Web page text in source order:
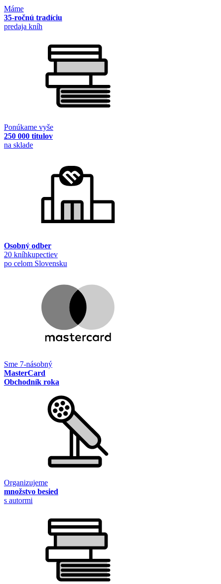
Máme
35-ročnú tradíciu
predaja kníh
Ponúkame vyše
250 000 titulov
na sklade
Osobný odber
20 kníhkupectiev
po celom Slovensku
Sme 7-násobný
MasterCard
Obchodník roka
Organizujeme
množstvo besied
s autormi